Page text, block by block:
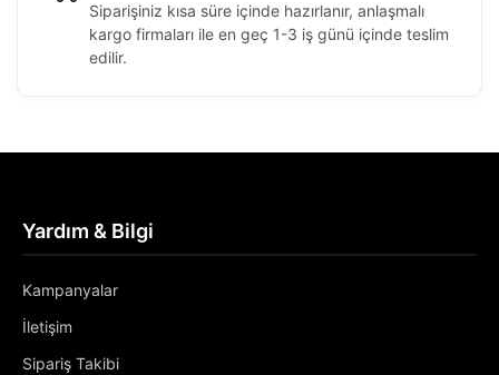
Siparişiniz kısa süre içinde hazırlanır, anlaşmalı
kargo firmaları ile en geç 1-3 iş günü içinde teslim
edilir.
Yardım & Bilgi
Kampanyalar
İletişim
Sipariş Takibi